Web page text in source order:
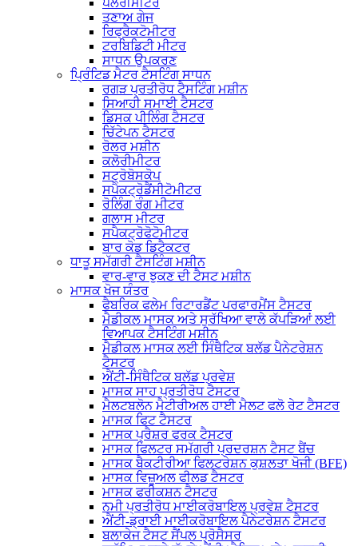
ਪੋਲਰੀਮੀਟਰ
ਤਣਾਅ ਗੇਜ
ਰਿਫ੍ਰੈਕਟੋਮੀਟਰ
ਟਰਬਿਡਿਟੀ ਮੀਟਰ
ਸਾਧਨ ਉਪਕਰਣ
ਪ੍ਰਿੰਟਿਡ ਮੈਟਰ ਟੈਸਟਿੰਗ ਸਾਧਨ
ਰਗੜ ਪ੍ਰਤੀਰੋਧ ਟੈਸਟਿੰਗ ਮਸ਼ੀਨ
ਸਿਆਹੀ ਸਮਾਈ ਟੈਸਟਰ
ਡਿਸਕ ਪੀਲਿੰਗ ਟੈਸਟਰ
ਚਿੱਟੇਪਨ ਟੈਸਟਰ
ਰੋਲਰ ਮਸ਼ੀਨ
ਕਲੋਰੀਮੀਟਰ
ਸਟ੍ਰੋਬੋਸਕੋਪ
ਸਪੈਕਟ੍ਰੋਡੈਂਸੀਟੋਮੀਟਰ
ਰੋਲਿੰਗ ਰੰਗ ਮੀਟਰ
ਗਲਾਸ ਮੀਟਰ
ਸਪੈਕਟ੍ਰੋਫੋਟੋਮੀਟਰ
ਬਾਰ ਕੋਡ ਡਿਟੈਕਟਰ
ਧਾਤੂ ਸਮੱਗਰੀ ਟੈਸਟਿੰਗ ਮਸ਼ੀਨ
ਵਾਰ-ਵਾਰ ਝੁਕਣ ਦੀ ਟੈਸਟ ਮਸ਼ੀਨ
ਮਾਸਕ ਖੋਜ ਯੰਤਰ
ਫੈਬਰਿਕ ਫਲੇਮ ਰਿਟਾਰਡੈਂਟ ਪਰਫਾਰਮੈਂਸ ਟੈਸਟਰ
ਮੈਡੀਕਲ ਮਾਸਕ ਅਤੇ ਸੁਰੱਖਿਆ ਵਾਲੇ ਕੱਪੜਿਆਂ ਲਈ
ਵਿਆਪਕ ਟੈਸਟਿੰਗ ਮਸ਼ੀਨ
ਮੈਡੀਕਲ ਮਾਸਕ ਲਈ ਸਿੰਥੈਟਿਕ ਬਲੱਡ ਪੈਨੇਟਰੇਸ਼ਨ
ਟੈਸਟਰ
ਐਂਟੀ-ਸਿੰਥੈਟਿਕ ਬਲੱਡ ਪ੍ਰਵੇਸ਼
ਮਾਸਕ ਸਾਹ ਪ੍ਰਤੀਰੋਧ ਟੈਸਟਰ
ਮੈਲਟਬਲੋਨ ਮੈਟੀਰੀਅਲ ਹਾਈ ਮੈਲਟ ਫਲੋ ਰੇਟ ਟੈਸਟਰ
ਮਾਸਕ ਫਿਟ ਟੈਸਟਰ
ਮਾਸਕ ਪ੍ਰੈਸ਼ਰ ਫਰਕ ਟੈਸਟਰ
ਮਾਸਕ ਫਿਲਟਰ ਸਮੱਗਰੀ ਪ੍ਰਦਰਸ਼ਨ ਟੈਸਟ ਬੈਂਚ
ਮਾਸਕ ਬੈਕਟੀਰੀਆ ਫਿਲਟਰੇਸ਼ਨ ਕੁਸ਼ਲਤਾ ਖੋਜੀ (BFE)
ਮਾਸਕ ਵਿਜ਼ੂਅਲ ਫੀਲਡ ਟੈਸਟਰ
ਮਾਸਕ ਫਰੀਕਸ਼ਨ ਟੈਸਟਰ
ਨਮੀ ਪ੍ਰਤੀਰੋਧ ਮਾਈਕਰੋਬਾਇਲ ਪ੍ਰਵੇਸ਼ ਟੈਸਟਰ
ਐਂਟੀ-ਡ੍ਰਾਈ ਮਾਈਕਰੋਬਾਇਲ ਪੈਨੇਟਰੇਸ਼ਨ ਟੈਸਟਰ
ਬਲਾਕੇਜ ਟੈਸਟ ਸੈਂਪਲ ਪ੍ਰੋਸੈਸਰ